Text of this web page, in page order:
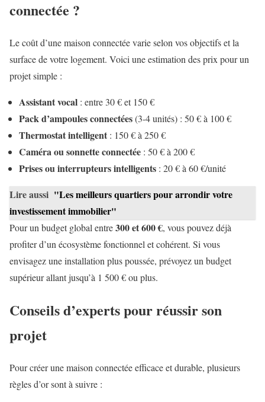
connectée ?
Le coût d’une maison connectée varie selon vos objectifs et la
surface de votre logement. Voici une estimation des prix pour un
projet simple :
Assistant vocal : entre 30 € et 150 €
Pack d’ampoules connectées(3-4 unités) : 50 € à 100 €
Thermostat intelligent : 150 € à 250 €
Caméra ou sonnette connectée : 50 € à 200 €
Prises ou interrupteurs intelligents : 20 € à 60 €/unité
Lire aussi "Les meilleurs quartiers pour arrondir votre
investissement immobilier"
Pour un budget global entre300 et 600 €, vous pouvez déjà
profiter d’un écosystème fonctionnel et cohérent. Si vous
envisagez une installation plus poussée, prévoyez un budget
supérieur allant jusqu’à 1 500 € ou plus.
Conseils d’experts pour réussir son
projet
Pour créer une maison connectée efficace et durable, plusieurs
règles d’or sont à suivre :